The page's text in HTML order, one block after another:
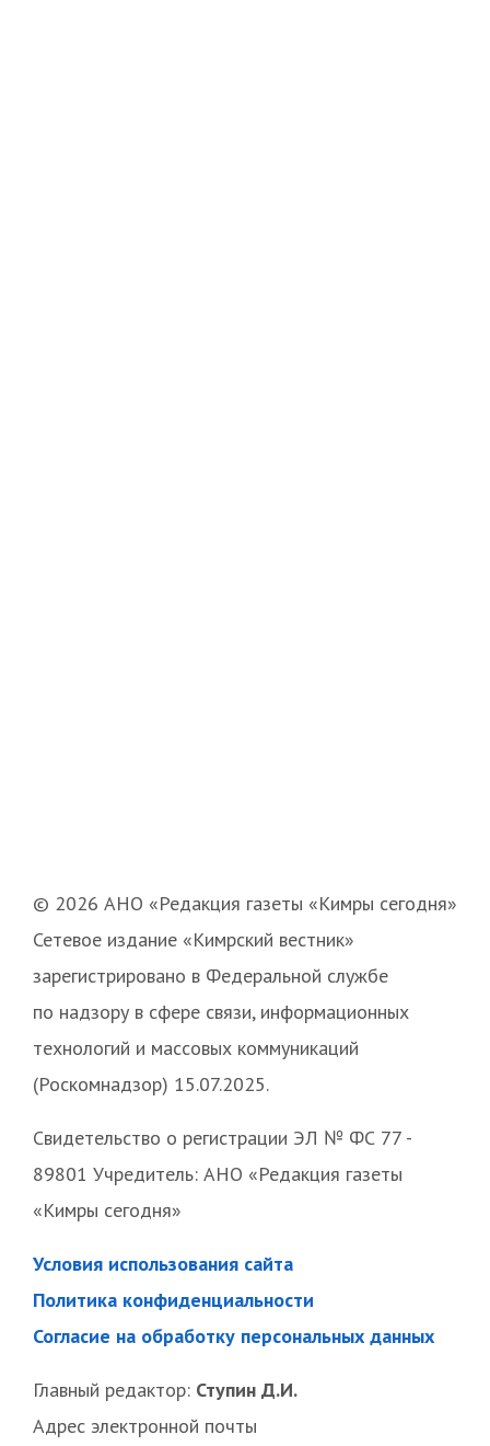
© 2026 АНО «Редакция газеты «Кимры сегодня»
Сетевое издание «Кимрский вестник»
зарегистрировано в Федеральной службе
по надзору в сфере связи, информационных
технологий и массовых коммуникаций
(Роскомнадзор) 15.07.2025.
Свидетельство о регистрации ЭЛ № ФС 77 -
89801 Учредитель: АНО «Редакция газеты
«Кимры сегодня»
Условия использования сайта
Политика конфиденциальности
Согласие на обработку персональных данных
Главный редактор: Ступин Д.И.
Адрес электронной почты